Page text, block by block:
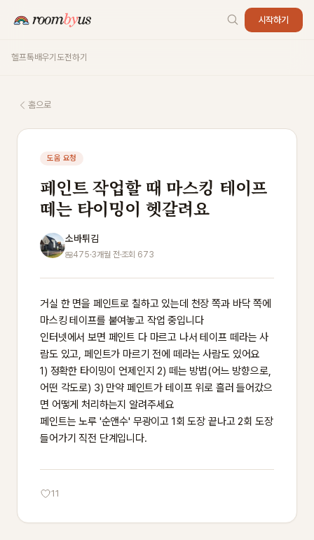
시작하기
헬프톡배우기도전하기
홈으로
도움 요청
페인트 작업할 때 마스킹 테이프
떼는 타이밍이 헷갈려요
소바튀김
475·3개월 전·조회 673
거실 한 면을 페인트로 칠하고 있는데 천장 쪽과 바닥 쪽에
마스킹 테이프를 붙여놓고 작업 중입니다
인터넷에서 보면 페인트 다 마르고 나서 테이프 떼라는 사
람도 있고, 페인트가 마르기 전에 떼라는 사람도 있어요
1) 정확한 타이밍이 언제인지 2) 떼는 방법(어느 방향으로,
어떤 각도로) 3) 만약 페인트가 테이프 위로 흘러 들어갔으
면 어떻게 처리하는지 알려주세요
페인트는 노루 '순앤수' 무광이고 1회 도장 끝나고 2회 도장
들어가기 직전 단계입니다.
11